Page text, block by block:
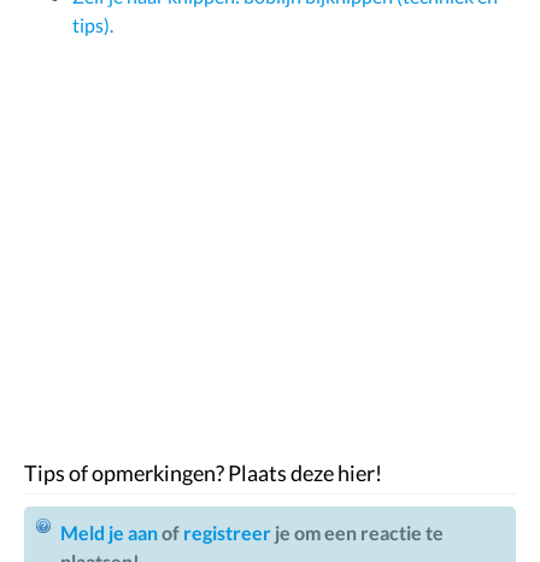
tips).
Tips of opmerkingen? Plaats deze hier!
Meld je aanof registreer je om een reactie te